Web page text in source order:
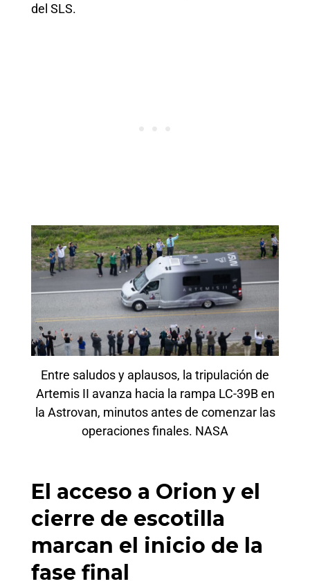
del SLS.
Entre saludos y aplausos, la tripulación de
Artemis II avanza hacia la rampa LC-39B en
la Astrovan, minutos antes de comenzar las
operaciones finales. NASA
El acceso a Orion y el
cierre de escotilla
marcan el inicio de la
fase final